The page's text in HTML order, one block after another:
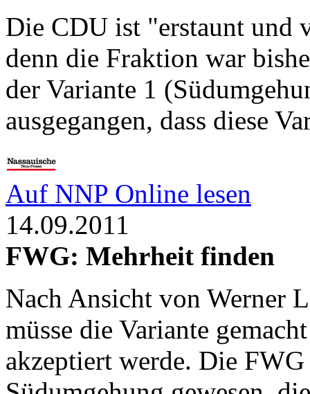
Die CDU ist "erstaunt und
denn die Fraktion war
der Variante 1
ausgegangen, dass diese
Auf NNP Online lesen
14.09.2011
FWG: Mehrheit finden
Nach Ansicht von Werner
müsse die Variante
akzeptiert werde. Die